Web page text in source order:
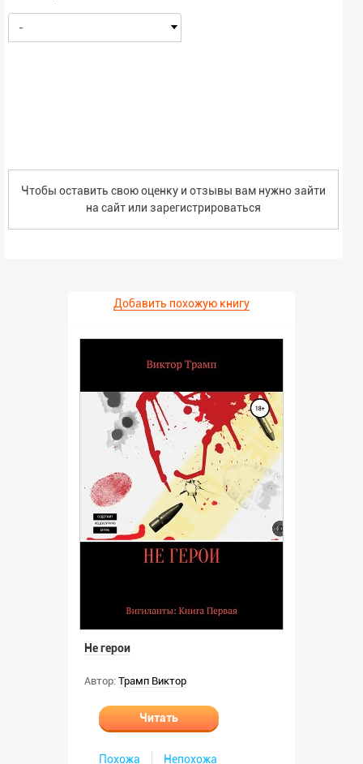
-
Чтобы оставить свою оценку и отзывы вам нужно зайти
на сайт или зарегистрироваться
Добавить похожую книгу
Не герои
Автор: Трамп Виктор
Читать
Похожа Непохожа